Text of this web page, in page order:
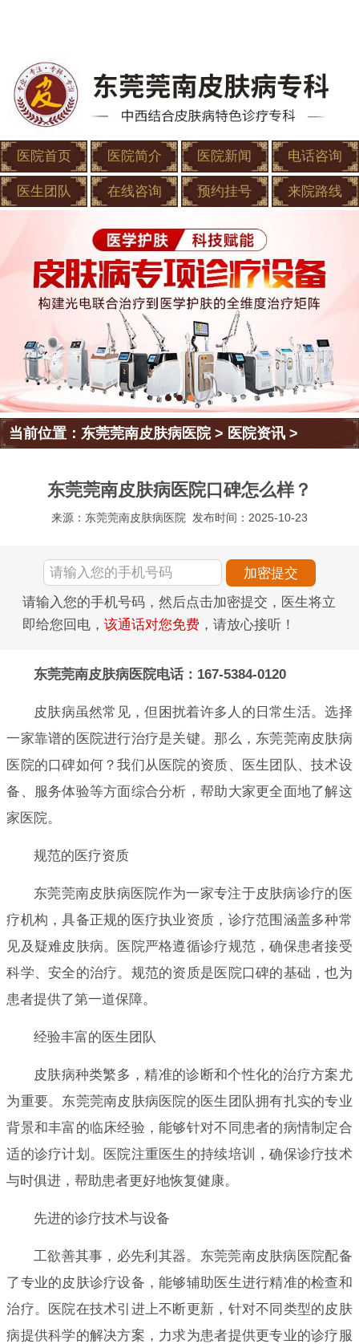
医院首页 医院简介 医院新闻 电话咨询
医生团队 在线咨询 预约挂号 来院路线
当前位置：东莞莞南皮肤病医院> 医院资讯 >
东莞莞南皮肤病医院口碑怎么样？
来源：东莞莞南皮肤病医院 发布时间：2025-10-23
请输入您的手机号码，然后点击加密提交，医生将立
即给您回电， 该通话对您免费 ，请放心接听！
东莞莞南皮肤病医院电话：167-5384-0120
皮肤病虽然常见，但困扰着许多人的日常生活。选择
一家靠谱的医院进行治疗是关键。那么，东莞莞南皮肤病
医院的口碑如何？我们从医院的资质、医生团队、技术设
备、服务体验等方面综合分析，帮助大家更全面地了解这
家医院。
规范的医疗资质
东莞莞南皮肤病医院作为一家专注于皮肤病诊疗的医
疗机构，具备正规的医疗执业资质，诊疗范围涵盖多种常
见及疑难皮肤病。医院严格遵循诊疗规范，确保患者接受
科学、安全的治疗。规范的资质是医院口碑的基础，也为
患者提供了第一道保障。
经验丰富的医生团队
皮肤病种类繁多，精准的诊断和个性化的治疗方案尤
为重要。东莞莞南皮肤病医院的医生团队拥有扎实的专业
背景和丰富的临床经验，能够针对不同患者的病情制定合
适的诊疗计划。医院注重医生的持续培训，确保诊疗技术
与时俱进，帮助患者更好地恢复健康。
先进的诊疗技术与设备
工欲善其事，必先利其器。东莞莞南皮肤病医院配备
了专业的皮肤诊疗设备，能够辅助医生进行精准的检查和
治疗。医院在技术引进上不断更新，针对不同类型的皮肤
病提供科学的解决方案，力求为患者提供更专业的诊疗服